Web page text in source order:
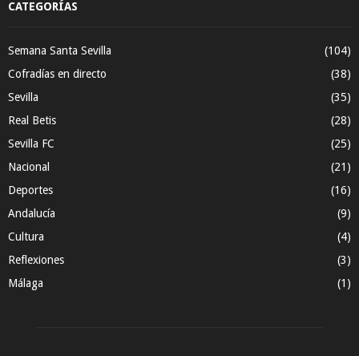
CATEGORÍAS
Semana Santa Sevilla
(104)
Cofradías en directo
(38)
Sevilla
(35)
Real Betis
(28)
Sevilla FC
(25)
Nacional
(21)
Deportes
(16)
Andalucía
(9)
Cultura
(4)
Reflexiones
(3)
Málaga
(1)